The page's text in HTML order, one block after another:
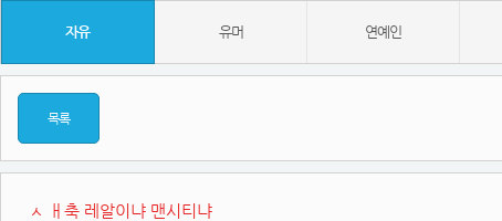
자유 유머 연예인
목록
ㅅ ㅐ축 레알이냐 맨시티냐